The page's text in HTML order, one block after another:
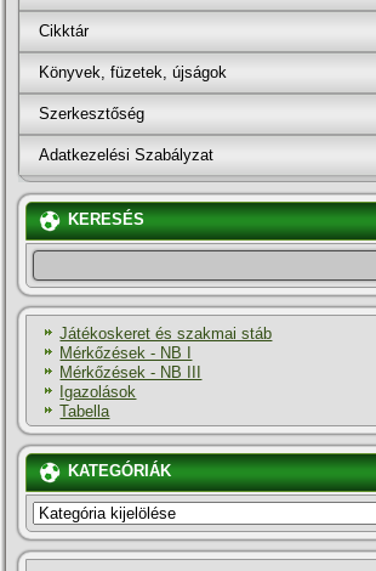
Cikktár
Könyvek, füzetek, újságok
Szerkesztőség
Adatkezelési Szabályzat
KERESÉS
Játékoskeret és szakmai stáb
Mérkőzések - NB I
Mérkőzések - NB III
Igazolások
Tabella
KATEGÓRIÁK
KATEGÓRIÁK